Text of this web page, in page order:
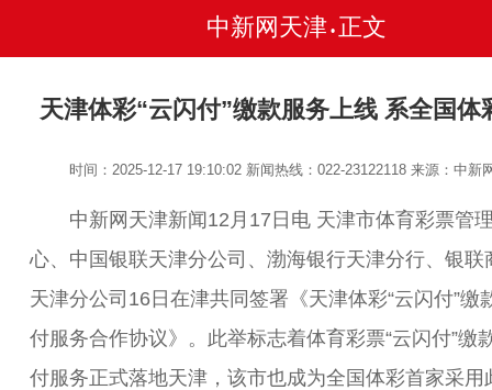
中新网天津 • 正文
天津体彩“云闪付”缴款服务上线 系全国体
时间：2025-12-17 19:10:02 新闻热线：022-23122118来源：中新
中新网天津新闻12月17日电 天津市体育彩票管
心、中国银联天津分公司、渤海银行天津分行、银联
天津分公司16日在津共同签署《天津体彩“云闪付”缴
付服务合作协议》。此举标志着体育彩票“云闪付”缴
付服务正式落地天津，该市也成为全国体彩首家采用